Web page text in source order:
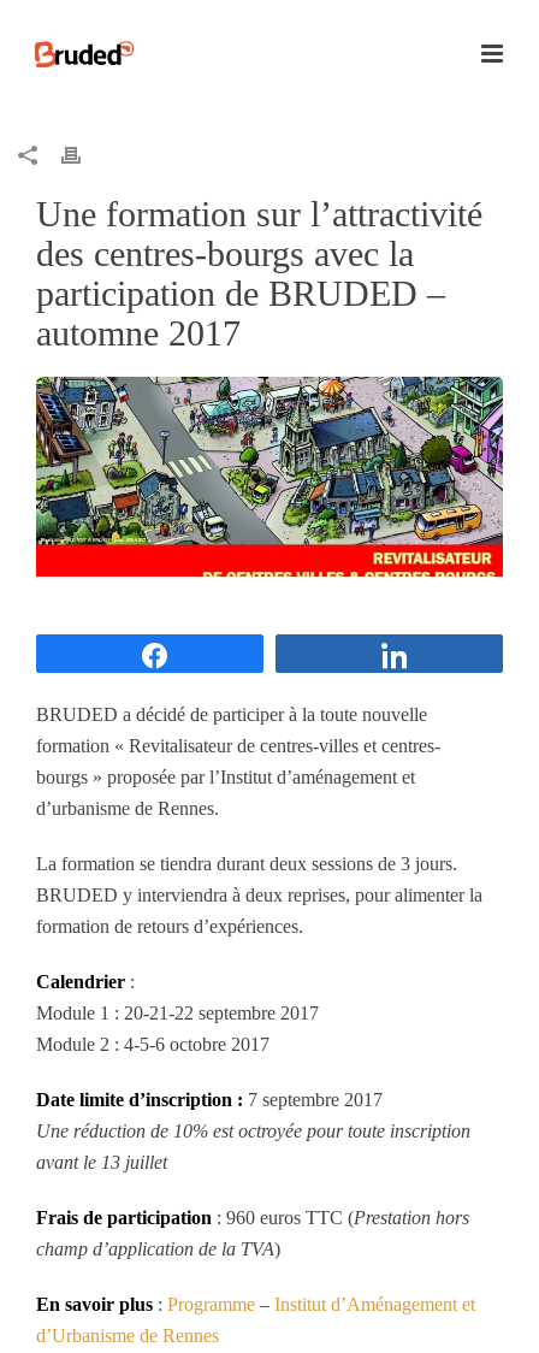
Une formation sur l’attractivité
des centres-bourgs avec la
participation de BRUDED –
automne 2017
BRUDED a décidé de participer à la toute nouvelle
formation « Revitalisateur de centres-villes et centres-
bourgs » proposée par l’Institut d’aménagement et
d’urbanisme de Rennes.
La formation se tiendra durant deux sessions de 3 jours.
BRUDED y interviendra à deux reprises, pour alimenter la
formation de retours d’expériences.
Calendrier :
Module 1 : 20-21-22 septembre 2017
Module 2 : 4-5-6 octobre 2017
Date limite d’inscription : 7 septembre 2017
Une réduction de 10% est octroyée pour toute inscription
avant le 13 juillet
Frais de participation : 960 euros TTC (Prestation hors
champ d’application de la TVA)
En savoir plus : Programme – Institut d’Aménagement et
d’Urbanisme de Rennes